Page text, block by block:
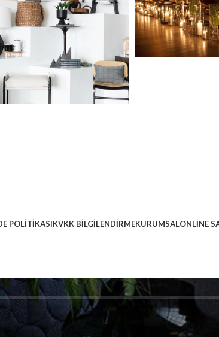
POLITIKASIKVKK BILGILENDIRMEKURUMSALONLINE